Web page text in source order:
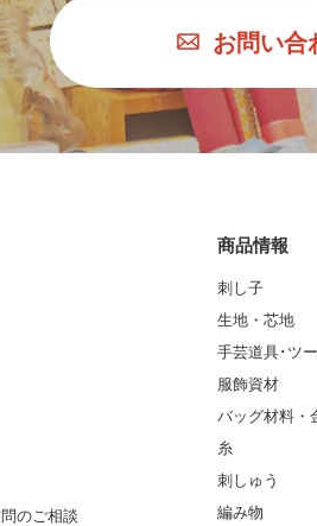
お問い合
のご相談
商品情報
刺し子
生地・芯地
手芸道具･ツ
服飾資材
バッグ材料・
糸
刺しゅう
編み物